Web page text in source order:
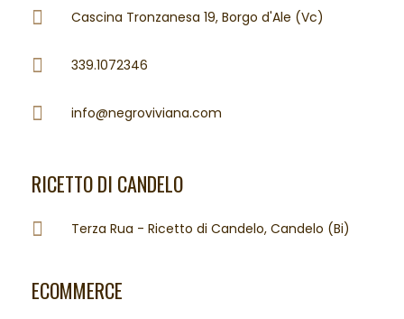
Cascina Tronzanesa 19, Borgo d'Ale (Vc)
339.1072346
info@negroviviana.com
RICETTO DI CANDELO
Terza Rua - Ricetto di Candelo, Candelo (Bi)
ECOMMERCE